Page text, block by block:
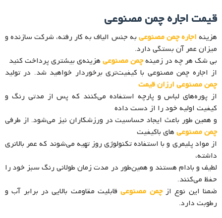
قیمت اجاره چمن مصنوعی
هزینه اجاره چمن مصنوعی به جنس الیاف به کار رفته، شرکت سازنده و
میزان عمر آن بستگی دارد.
بی‌ شک هر چه در زمینهچمن مصنوعی هزینه‌ی بیشتری پرداخت کنید
از اجاره چمن مصنوعی با کیفیت‌تری برخوردار خواهید شد. در تولید
چمن مصنوعی ارزان قیمت
از پوره‌های لباس و پارچه استفاده می‌کنند که پس از مدتی رنگ و
کیفیت اولیه خود را از دست داده
و همین ‌طور باعث ایجاد حساسیت در ورزشکاران نیز می‌شود. از طرفی
چمن مصنوعی‌ های باکیفیت
از مواد پلیمری و با استفاده تکنولوژی روز تهیه می‌شوند که عمر بالاتری
داشته،
لطیف و بادام هستند و همین‌طور در مدت زمان طولانی‌ رنگ سبز خود را
حفظ می‌کنند.
ضمنا این نوع ازچمن مصنوعیقابلیت مقاومت بالایی در برابر آب و
رطوبت دارد.